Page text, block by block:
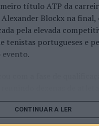
título ATP da
Blockx na final,
pela elevada
tenistas portugueses e
principal. A
a presença do
de Cascais, Nuno Piteira
CONTINUAR A LER